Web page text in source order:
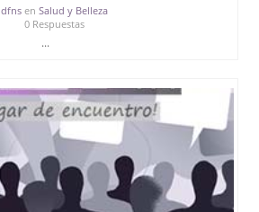
dfnsen Salud y Belleza
0 Respuestas
...